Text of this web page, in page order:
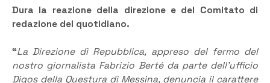
Dura la reazione della direzione e del Comitato di
redazione del quotidiano.
“La Direzione dì Repubblica, appreso del fermo del
nostro giornalista Fabrizio Berté da parte dell’ufficio
Digos della Questura dì Messina, denuncia il carattere